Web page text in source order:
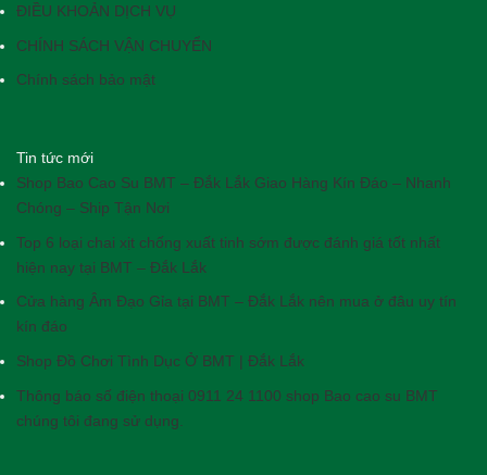
ĐIỀU KHOẢN DỊCH VỤ
CHÍNH SÁCH VẬN CHUYỂN
Chính sách bảo mật
Tin tức mới
Shop Bao Cao Su BMT – Đắk Lắk Giao Hàng Kín Đáo – Nhanh
Chóng – Ship Tận Nơi
Top 6 loại chai xịt chống xuất tinh sớm được đánh giá tốt nhất
hiện nay tại BMT – Đắk Lắk
Cửa hàng Âm Đạo Gỉa tại BMT – Đắk Lắk nên mua ở đâu uy tín
kín đáo
Shop Đồ Chơi Tình Dục Ở BMT | Đắk Lắk
Thông báo số điện thoại 0911 24 1100 shop Bao cao su BMT
chúng tôi đang sử dụng.